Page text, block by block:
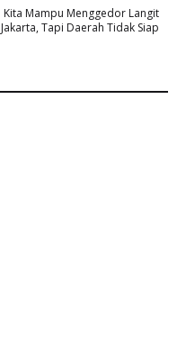
Kita Mampu Menggedor Langit
Jakarta, Tapi Daerah Tidak Siap